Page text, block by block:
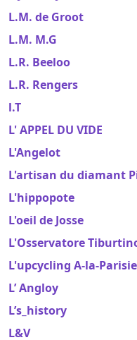
L.M. de Groot
L.M. M.G
L.R. Beeloo
L.R. Rengers
l.T
L' APPEL DU VIDE
L'Angelot
L'artisan du diamant
L'hippopote
L'oeil de Josse
L'Osservatore
L'upcycling A-la-
L’ Angloy
L’s_history
L&V